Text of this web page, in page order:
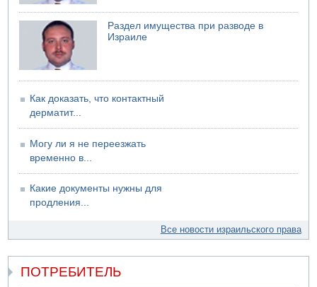
Раздел имущества при разводе в
Израиле
Как доказать, что контактный
дерматит...
Могу ли я не переезжать
временно в...
Какие документы нужны для
продления...
Все новости израильского права
ПОТРЕБИТЕЛЬ